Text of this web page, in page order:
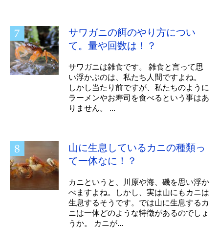
サワガニの餌のやり方につい
て。量や回数は！？
サワガニは雑食です。 雑食と言って思
い浮かぶのは、私たち人間ですよね。
しかし当たり前ですが、私たちのように
ラーメンやお寿司を食べるという事はあ
りません。 ...
山に生息しているカニの種類っ
て一体なに！？
カニというと、川原や海、磯を思い浮か
べますよね。しかし、実は山にもカニは
生息するそうです。では山に生息するカ
ニは一体どのような特徴があるのでしょ
うか。 カニが...